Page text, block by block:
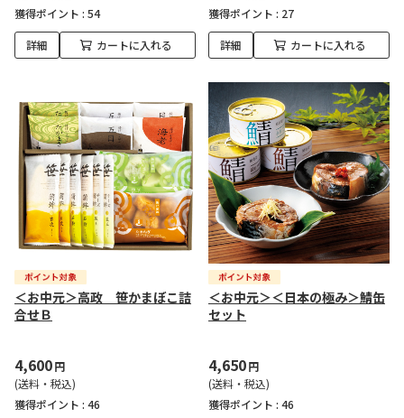
獲得ポイント : 54
詳細 カートに入れる
獲得ポイント : 27
詳細 カートに入れる
＜お中元＞高政 笹かまぼこ詰
合せＢ
4,600円
(送料・税込)
獲得ポイント : 46
＜お中元＞＜日本の極み＞鯖缶
セット
4,650円
(送料・税込)
獲得ポイント : 46